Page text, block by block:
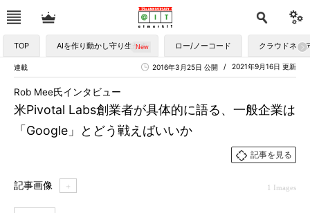
TOP AIを作り動かし守り生かす ロー/ノーコード クラウドネイ
連載 2021年9月16日 更新
2016年3月25日 公開
米Pivotal Labs創業者が具体的に語る、一般企業は
「Google」とどう戦えばいいか
Rob Mee氏インタビュー
記事を見る
記事画像 ＋ 1 Images